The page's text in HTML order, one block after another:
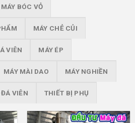
MÁY BÓC VỎ
MÁY CHẺ CỦI
VIÊN MÁY ÉP
MÁY MÀI DAO MÁY NGHIỀN
ĐÁ VIÊN THIẾT BỊ PHỤ